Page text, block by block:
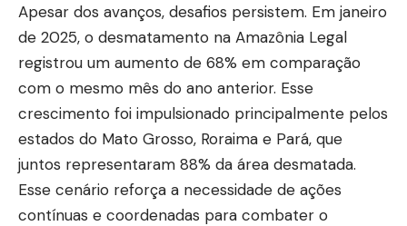
Apesar dos avanços, desafios persistem. Em janeiro
de 2025, o desmatamento na Amazônia Legal
registrou um aumento de 68% em comparação
com o mesmo mês do ano anterior. Esse
crescimento foi impulsionado principalmente pelos
estados do Mato Grosso, Roraima e Pará, que
juntos representaram 88% da área desmatada.
Esse cenário reforça a necessidade de ações
contínuas e coordenadas para combater o